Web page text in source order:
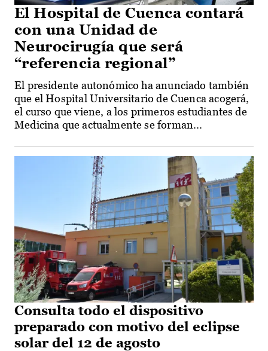
El Hospital de Cuenca contará
con una Unidad de
Neurocirugía que será
“referencia regional”
El presidente autonómico ha anunciado también
que el Hospital Universitario de Cuenca acogerá,
el curso que viene, a los primeros estudiantes de
Medicina que actualmente se forman...
Consulta todo el dispositivo
preparado con motivo del eclipse
solar del 12 de agosto